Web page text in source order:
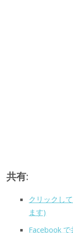
共有:
クリックし
ます)
Facebook